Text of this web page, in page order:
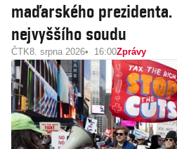
maďarského
nejvyššího soudu
ČTK8. srpna 2026 16:00Zprávy